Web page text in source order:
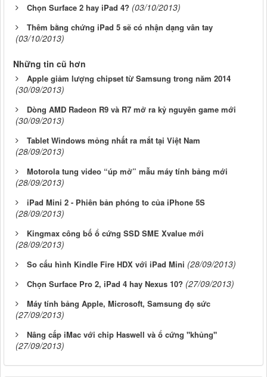
Chọn Surface 2 hay iPad 4? (03/10/2013)
Thêm bằng chứng iPad 5 sẽ có nhận dạng vân tay
(03/10/2013)
Những tin cũ hơn
Apple giảm lượng chipset từ Samsung trong năm 2014
(30/09/2013)
Dòng AMD Radeon R9 và R7 mở ra kỷ nguyên game mới
(30/09/2013)
Tablet Windows mỏng nhất ra mắt tại Việt Nam
(28/09/2013)
Motorola tung video “úp mở” mẫu máy tính bảng mới
(28/09/2013)
iPad Mini 2 - Phiên bản phóng to của iPhone 5S
(28/09/2013)
Kingmax công bố ổ cứng SSD SME Xvalue mới
(28/09/2013)
So cấu hình Kindle Fire HDX với iPad Mini (28/09/2013)
Chọn Surface Pro 2, iPad 4 hay Nexus 10? (27/09/2013)
Máy tính bảng Apple, Microsoft, Samsung đọ sức
(27/09/2013)
Nâng cấp iMac với chip Haswell và ổ cứng "khủng"
(27/09/2013)